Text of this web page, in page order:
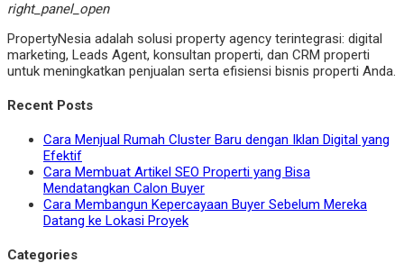
right_panel_open
PropertyNesia adalah solusi property agency terintegrasi: digital
marketing, Leads Agent, konsultan properti, dan CRM properti
untuk meningkatkan penjualan serta efisiensi bisnis properti Anda.
Recent Posts
Cara Menjual Rumah Cluster Baru dengan Iklan Digital yang
Efektif
Cara Membuat Artikel SEO Properti yang Bisa
Mendatangkan Calon Buyer
Cara Membangun Kepercayaan Buyer Sebelum Mereka
Datang ke Lokasi Proyek
Categories